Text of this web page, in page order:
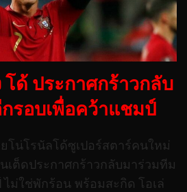
โด้ ประกาศกร้าวกลับ
รอบเพื่อคว้าแชมป์
ยโน่โรนัลโด้ซูเปอร์สตาร์คนใหม่
เต็ดประกาศกร้าวกลับมาร่วมทีม
ม่ใช่พักร้อน พร้อมสะกิด โอเล่